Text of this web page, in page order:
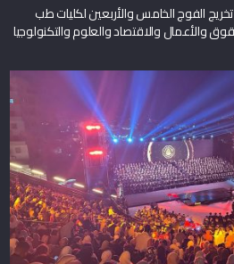
الفوج الخامس والأربعين لكليات طب
والأعمال والاقتصاد والعلوم والتكنولوجيا